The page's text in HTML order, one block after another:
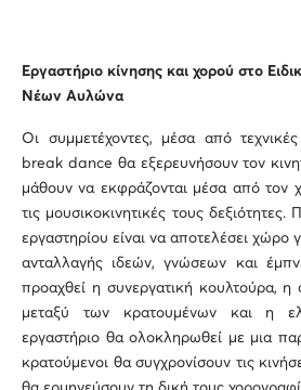
Εργαστήριο κίνησης και χορού στο
Νέων Αυλώνα
Οι συμμετέχοντες, μέσα από
break dance θα εξερευνήσουν τον
μάθουν να εκφράζονται μέσα από τον
τις μουσικοκινητικές τους δεξιότητες.
εργαστηρίου είναι να αποτελέσει χώρο
ανταλλαγής ιδεών, γνώσεων και
προαχθεί η συνεργατική κουλτούρα, η
μεταξύ των κρατουμένων και η
εργαστήριο θα ολοκληρωθεί με μια
κρατούμενοι θα συγχρονίσουν τις